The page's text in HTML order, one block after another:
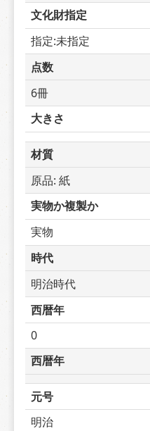
文化財指定
指定:未指定
点数
6冊
大きさ
材質
原品: 紙
実物か複製か
実物
時代
明治時代
西暦年
0
西暦年
元号
明治